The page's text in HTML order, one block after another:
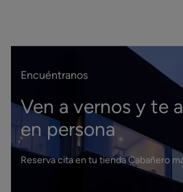
Encuéntranos
Ven a vernos y te
en persona
Reserva cita en tu tienda Cabañero